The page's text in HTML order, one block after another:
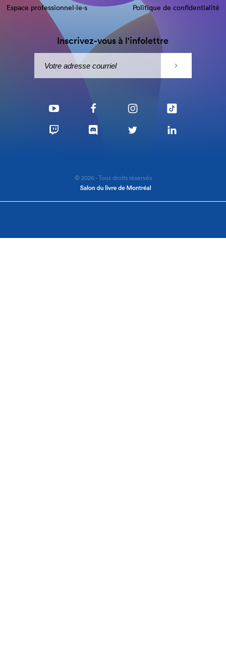
Espace professionnel·le⋅s
Politique de confidentialité
Inscrivez-vous à l'infolettre
© 2026 - Tous droits réservés